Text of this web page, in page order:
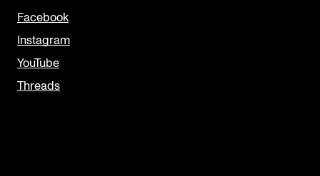
Facebook
Instagram
YouTube
Threads